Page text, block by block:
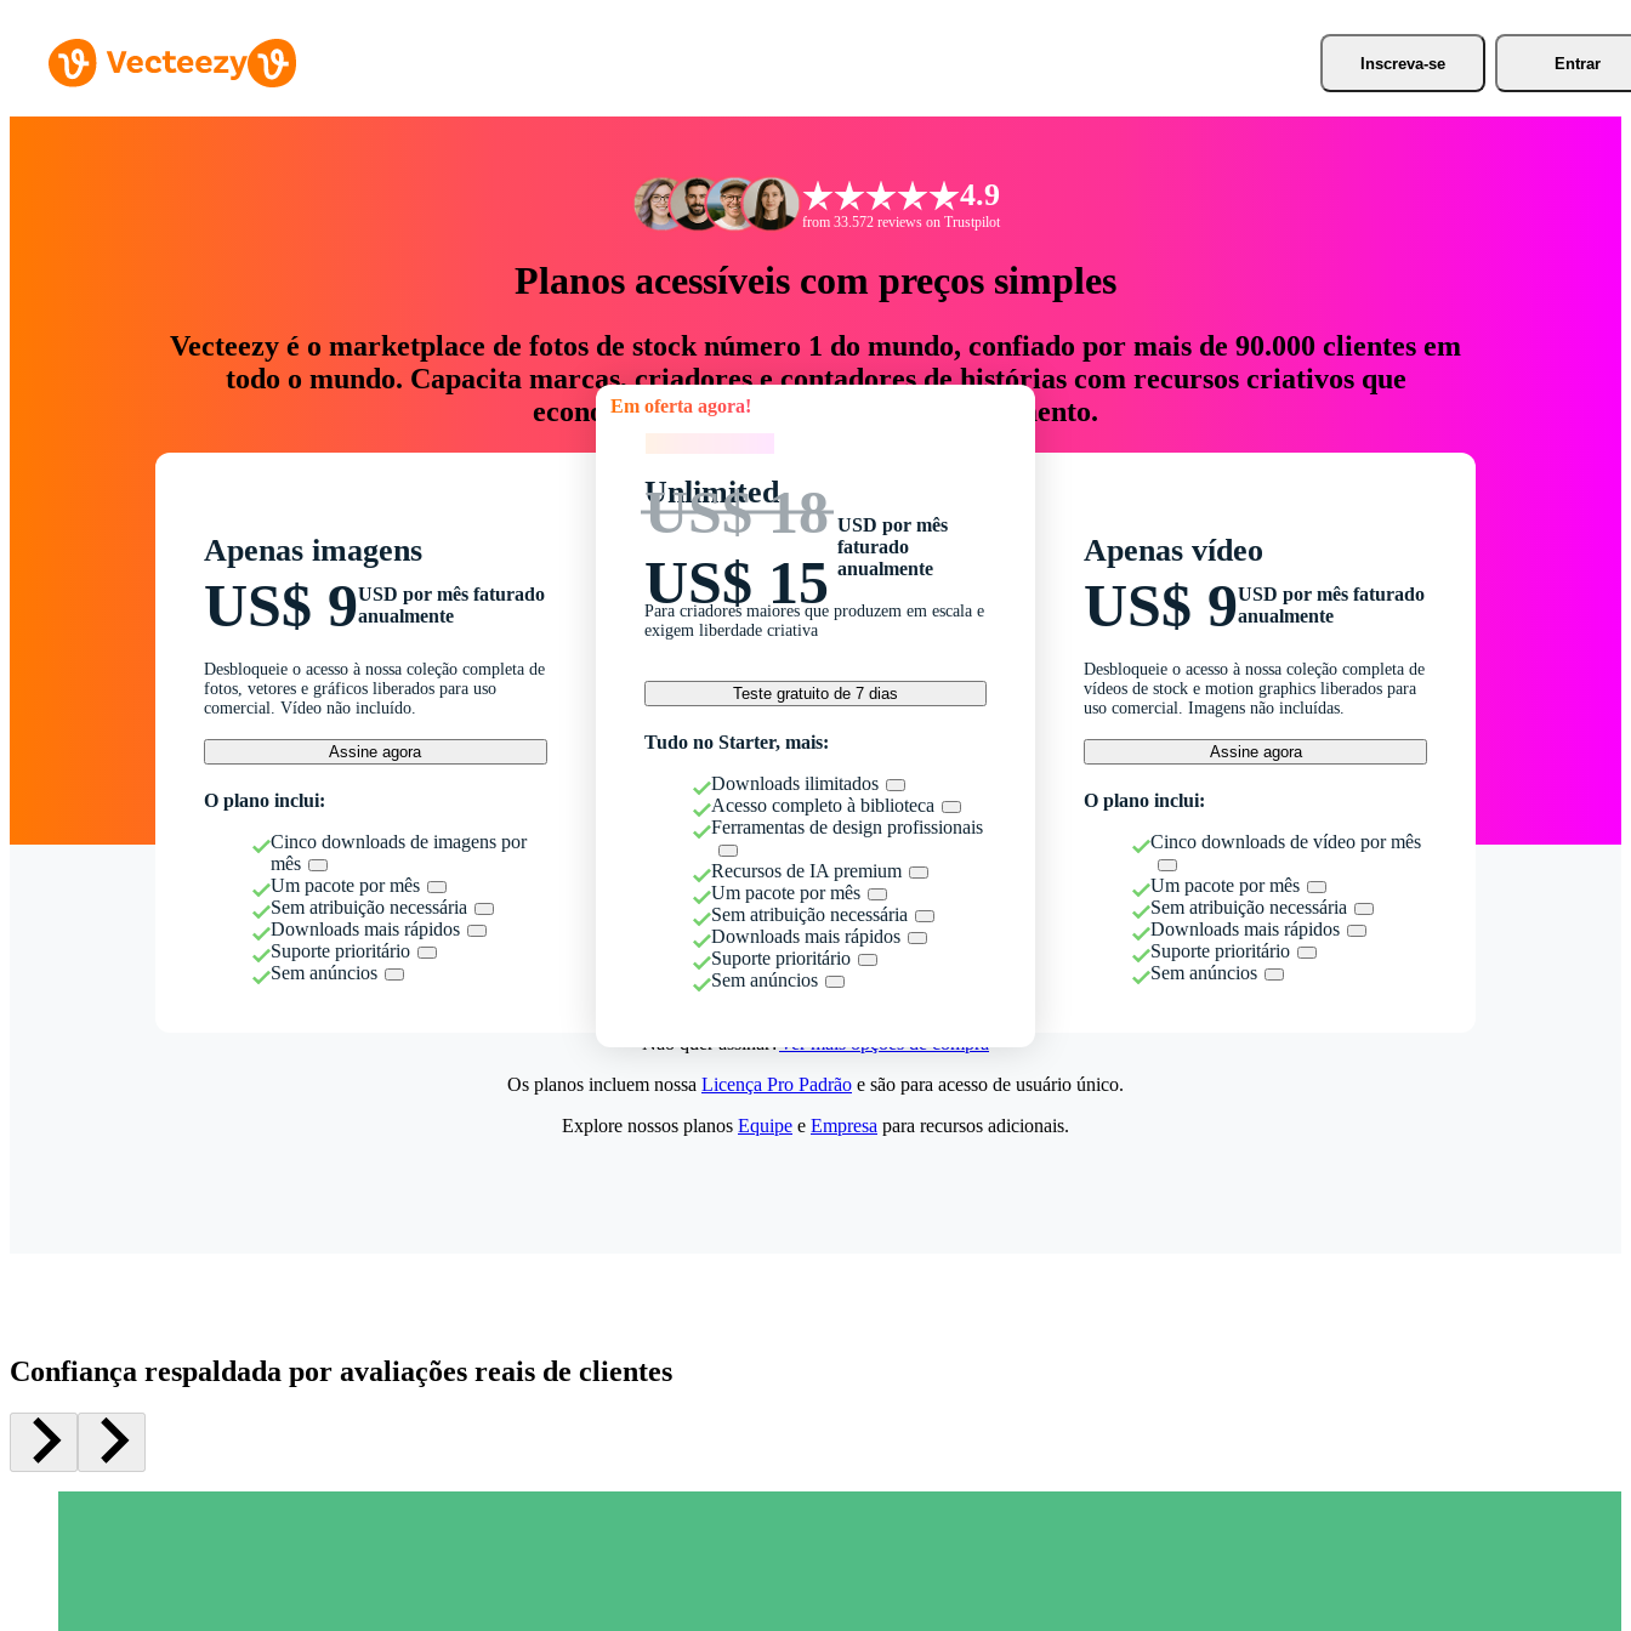
Inscreva-se Entrar
4.9
from 33.572 reviews on Trustpilot
Planos acessíveis com preços simples
Vecteezy é o marketplace de fotos de stock número 1 do mundo, confiado por mais de 90.000 clientes em
todo o mundo. Capacita marcas, criadores e contadores de histórias com recursos criativos que
economizam até 76% em tempo e orçamento.
Apenas imagens
US$ 9USD por mês faturado
anualmente
Desbloqueie o acesso à nossa coleção completa de
fotos, vetores e gráficos liberados para uso
comercial. Vídeo não incluído.
Assine agora
O plano inclui:
Cinco downloads de imagens por
mês
Um pacote por mês
Sem atribuição necessária
Downloads mais rápidos
Suporte prioritário
Sem anúncios
Em oferta agora!
Unlimited
US$ 18
US$ 15
USD por mês
faturado
anualmente
Para criadores maiores que produzem em escala e
exigem liberdade criativa
Teste gratuito de 7 dias
Tudo no Starter, mais:
Downloads ilimitados
Acesso completo à biblioteca
Ferramentas de design profissionais
Recursos de IA premium
Um pacote por mês
Sem atribuição necessária
Downloads mais rápidos
Suporte prioritário
Sem anúncios
Apenas vídeo
US$ 9USD por mês faturado
anualmente
Desbloqueie o acesso à nossa coleção completa de
vídeos de stock e motion graphics liberados para
uso comercial. Imagens não incluídas.
Assine agora
O plano inclui:
Cinco downloads de vídeo por mês
Um pacote por mês
Sem atribuição necessária
Downloads mais rápidos
Suporte prioritário
Sem anúncios
Não quer assinar?Ver mais opções de compra
Os planos incluem nossa Licença Pro Padrão e são para acesso de usuário único.
Explore nossos planos Equipe e Empresa para recursos adicionais.
Confiança respaldada por avaliações reais de clientes